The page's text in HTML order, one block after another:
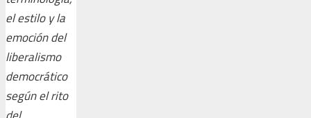
el estilo y la
emoción del
liberalismo
democrático
según el rito